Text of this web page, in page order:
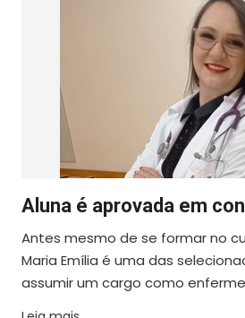
Aluna é aprovada em
Antes mesmo de se formar no
Maria Emília é uma das
assumir um cargo como